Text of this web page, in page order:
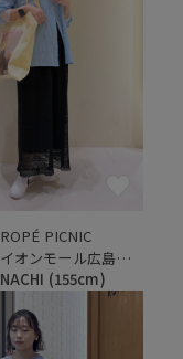
ROPÉ PICNIC
イオンモール広島府中
NACHI (155cm)